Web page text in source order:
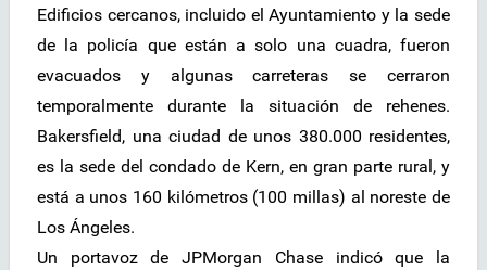
Edificios cercanos, incluido el Ayuntamiento y la sede
de la policía que están a solo una cuadra, fueron
evacuados y algunas carreteras se cerraron
temporalmente durante la situación de rehenes.
Bakersfield, una ciudad de unos 380.000 residentes,
es la sede del condado de Kern, en gran parte rural, y
está a unos 160 kilómetros (100 millas) al noreste de
Los Ángeles.
Un portavoz de JPMorgan Chase indicó que la